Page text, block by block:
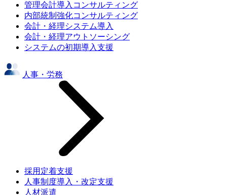
管理会計導入コンサルティング
内部統制強化コンサルティング
会計・経理システム導入
会計・経理アウトソーシング
システムの初期導入支援
人事・労務
採用定着支援
人事制度導入・改定支援
人材派遣